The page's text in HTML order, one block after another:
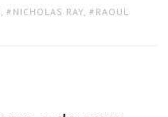
, NICHOLAS RAY, RAOUL